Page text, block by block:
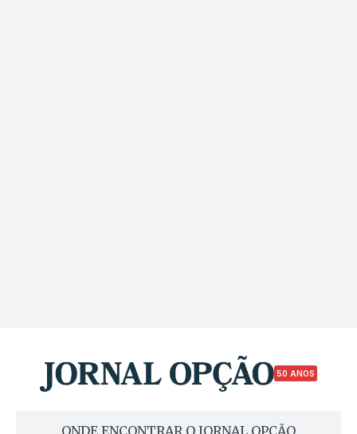
50 ANOS
ONDE ENCONTRAR O JORNAL OPÇÃO